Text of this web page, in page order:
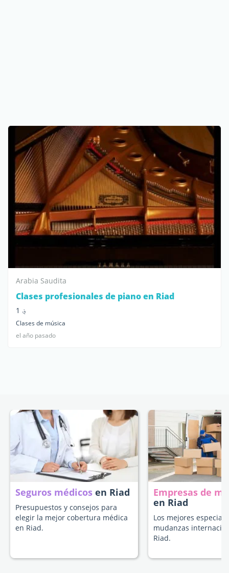
Arabia Saudita
Clases profesionales de piano en Riad
؋ 1
Clases de música
el año pasado
Seguros médicos en Riad
Presupuestos y consejos para
elegir la mejor cobertura médica
en Riad.
Empresas de
en Riad
Los mejores
mudanzas
Riad.